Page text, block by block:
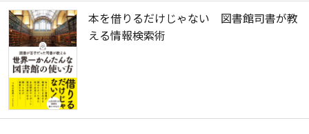
本を借りるだけじゃない 図書館司書が教
える情報検索術